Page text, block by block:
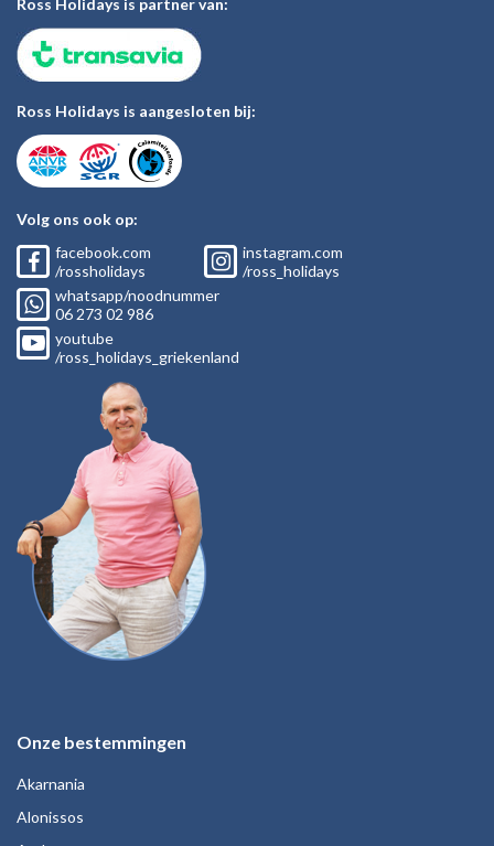
Ross Holidays is partner van:
Ross Holidays is aangesloten bij:
Volg ons ook op:
facebook.com
/rossholidays
instagram.com
/ross_holidays
whatsapp/noodnummer
06 273 02 986
youtube
/ross_holidays_griekenland
Onze bestemmingen
Akarnania
Alonissos